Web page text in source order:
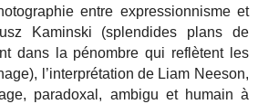
entre expressionnisme et
Kaminski (splendides plans de
dans la pénombre qui reflètent les
l’interprétation de Liam Neeson,
paradoxal, ambigu et humain à